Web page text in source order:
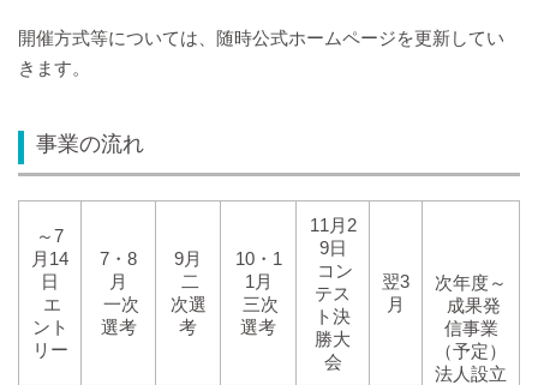
開催方式等については、随時公式ホームページを更新してい
きます。
事業の流れ
～7
月14
日
エ
ント
リー
7・8
月
一次
選考
9月
二
次選
考
10・1
1月
三次
選考
11月2
9日
コン
テス
ト決
勝大
会
翌3
月
次年度～
成果発
信事業
（予定）
法人設立